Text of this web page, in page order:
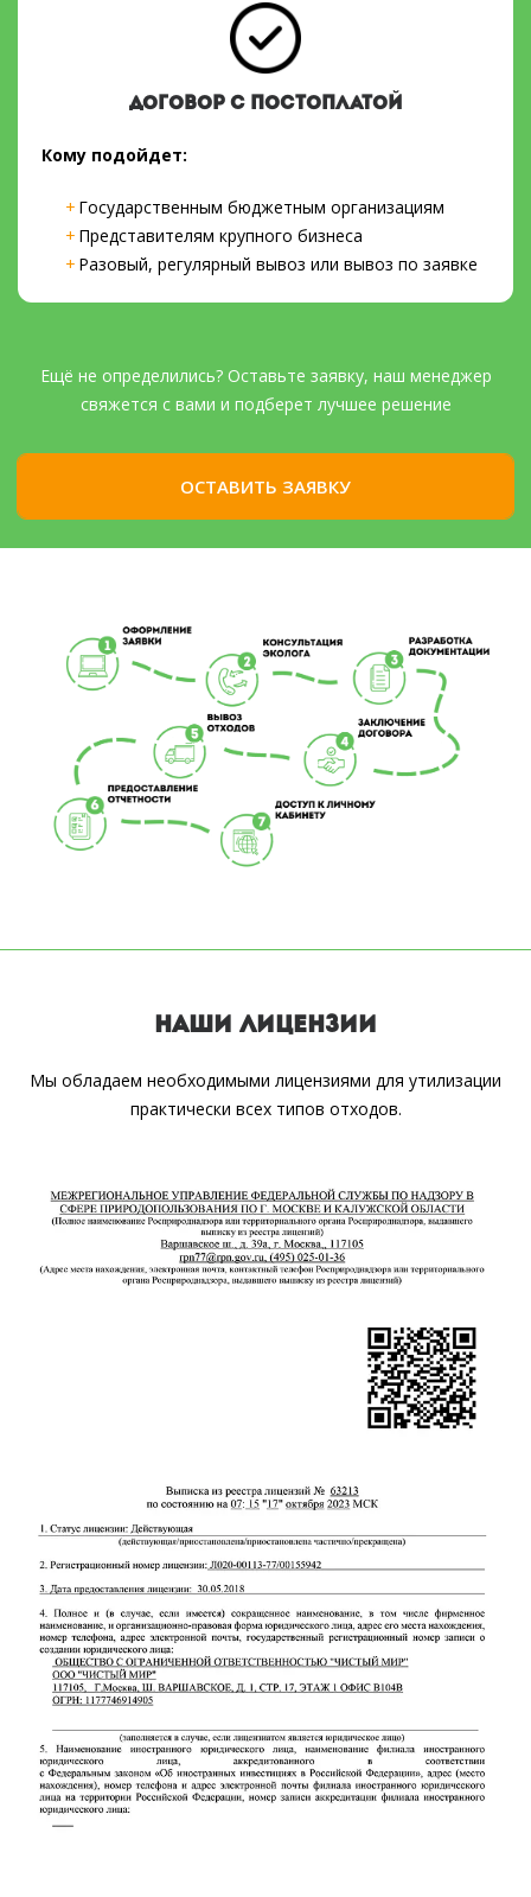
ДОГОВОР С ПОСТОПЛАТОЙ
Кому подойдет:
Государственным бюджетным организациям
Представителям крупного бизнеса
Разовый, регулярный вывоз или вывоз по заявке
Ещё не определились? Оставьте заявку, наш менеджер
свяжется с вами и подберет лучшее решение
ОСТАВИТЬ ЗАЯВКУ
НАШИ ЛИЦЕНЗИИ
Мы обладаем необходимыми лицензиями для утилизации
практически всех типов отходов.